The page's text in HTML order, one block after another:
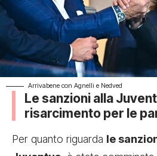
Arrivabene con Agnelli e Nedved
Le sanzioni alla
risarcimento per le
Per quanto riguarda le